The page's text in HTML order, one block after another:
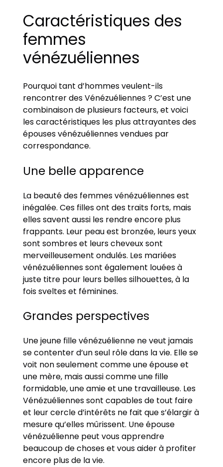
Caractéristiques des
femmes
vénézuéliennes
Pourquoi tant d’hommes veulent-ils
rencontrer des Vénézuéliennes ? C’est une
combinaison de plusieurs facteurs, et voici
les caractéristiques les plus attrayantes des
épouses vénézuéliennes vendues par
correspondance.
Une belle apparence
La beauté des femmes vénézuéliennes est
inégalée. Ces filles ont des traits forts, mais
elles savent aussi les rendre encore plus
frappants. Leur peau est bronzée, leurs yeux
sont sombres et leurs cheveux sont
merveilleusement ondulés. Les mariées
vénézuéliennes sont également louées à
juste titre pour leurs belles silhouettes, à la
fois sveltes et féminines.
Grandes perspectives
Une jeune fille vénézuélienne ne veut jamais
se contenter d’un seul rôle dans la vie. Elle se
voit non seulement comme une épouse et
une mère, mais aussi comme une fille
formidable, une amie et une travailleuse. Les
Vénézuéliennes sont capables de tout faire
et leur cercle d’intérêts ne fait que s’élargir à
mesure qu’elles mûrissent. Une épouse
vénézuélienne peut vous apprendre
beaucoup de choses et vous aider à profiter
encore plus de la vie.